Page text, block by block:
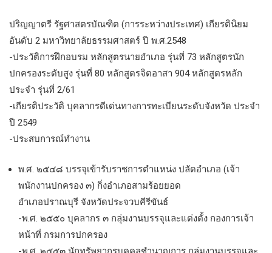
ปริญญาตรี รัฐศาสตรบัณฑิต (การระหว่างประเทศ) เกียรตินิยม
อันดับ 2 มหาวิทยาลัยธรรมศาสตร์ ปี พ.ศ.2548
-ประวัติการฝึกอบรม หลักสูตรนายอำเภอ รุ่นที่ 73 หลักสูตรนัก
ปกครองระดับสูง รุ่นที่ 80 หลักสูตรจิตอาสา 904 หลักสูตรหลัก
ประจำ รุ่นที่ 2/61
-เกียรติประวัติ บุคลากรดีเด่นทางการทะเบียนระดับจังหวัด ประจำ
ปี 2549
-ประสบการณ์ทำงาน
พ.ศ. ๒๕๔๘ บรรจุเข้ารับราชการตำแหน่ง ปลัดอำเภอ (เจ้า
พนักงานปกครอง ๓) กิ่งอำเภอสามร้อยยอด
อำเภอปราณบุรี จังหวัดประจวบคีรีขันธ์
-พ.ศ. ๒๕๕๐ บุคลากร ๓ กลุ่มงานบรรจุและแต่งตั้ง กองการเจ้า
หน้าที่ กรมการปกครอง